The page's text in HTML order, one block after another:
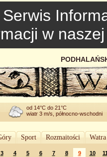
w
od 14°C do 21°C
wiatr 3 m/s, północno-wschodni
Sport Rozmaitości
3 4 5 6 7 8 9 10